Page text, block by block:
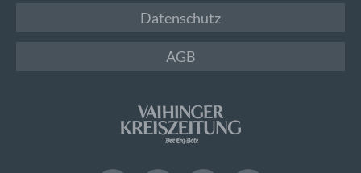
Datenschutz
AGB